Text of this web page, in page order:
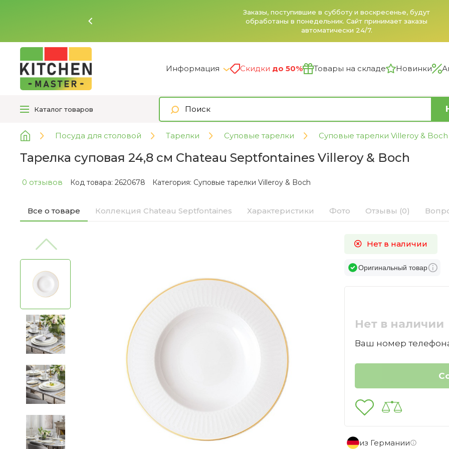
Заказы, поступившие в субботу и воскресенье, будут
обработаны в понедельник. Сайт принимает заказы
автоматически 24/7.
Информация Скидки до 50% Товары на складе Новинки
Каталог товаров
Посуда для столовой Тарелки Суповые тарелки Суповые тарелки Villeroy & Boch
Тарелка суповая 24,8 см Chateau Septfontaines Villeroy & Boch
0 отзывов Код товара: 2620678 Категория: Суповые тарелки Villeroy & Boch
Все о товаре Коллекция Chateau Septfontaines Характеристики Фото Отзывы (0)
Нет в наличии
Оригинальный товар
Нет в наличии
Ваш номер
из Германии